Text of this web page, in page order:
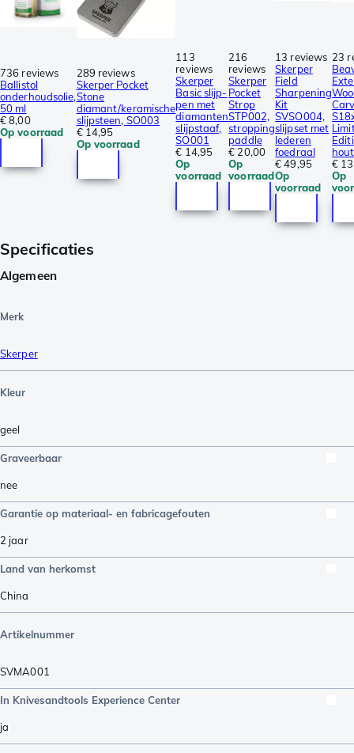
736 reviews
Ballistol
onderhoudsolie,
50 ml
€ 8,00
Op voorraad
289 reviews
Skerper Pocket
Stone
diamant/keramische
slijpsteen, SO003
€ 14,95
Op voorraad
113
reviews
Skerper
Basic slijp-
pen met
diamanten
slijpstaaf,
SO001
€ 14,95
Op
voorraad
216
reviews
Skerper
Pocket
Strop
STP002,
stropping
paddle
€ 20,00
Op
voorraad
13 reviews
Skerper
Field
Sharpening
Kit
SVSO004,
slijpset met
lederen
foedraal
€ 49,95
Op
voorraad
23
€
Op
Specificaties
Algemeen
Merk
Skerper
Kleur
geel
Graveerbaar
nee
Garantie op materiaal- en fabricagefouten
2 jaar
Land van herkomst
China
Artikelnummer
SVMA001
In Knivesandtools Experience Center
ja